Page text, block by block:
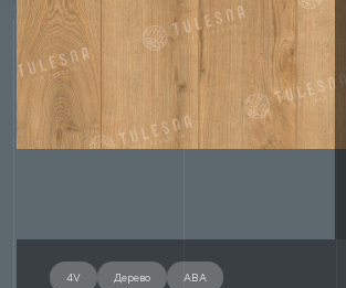
4V Дерево ABA